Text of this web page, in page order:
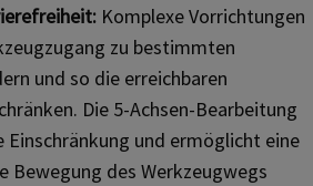
Komplexe Vorrichtungen
zu bestimmten
und so die erreichbaren
Die 5-Achsen-Bearbeitung
Einschränkung und ermöglicht eine
Bewegung des Werkzeugwegs